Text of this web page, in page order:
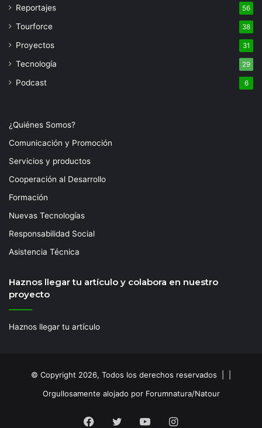
Reportajes 56
Tourforce 38
Proyectos 31
Tecnología 29
Podcast 6
¿Quiénes Somos?
Comunicación y Promoción
Servicios y productos
Cooperación al Desarrollo
Formación
Nuevas Tecnologías
Responsabilidad Social
Asistencia Técnica
Haznos llegar tu artículo y colabora en nuestro
proyecto
Haznos llegar tu artículo
© Copyright 2026, Todos los derechos reservados | |
Orgullosamente alojado por Forumnatura/Natour
Facebook
TwitterYouTubeInstagram